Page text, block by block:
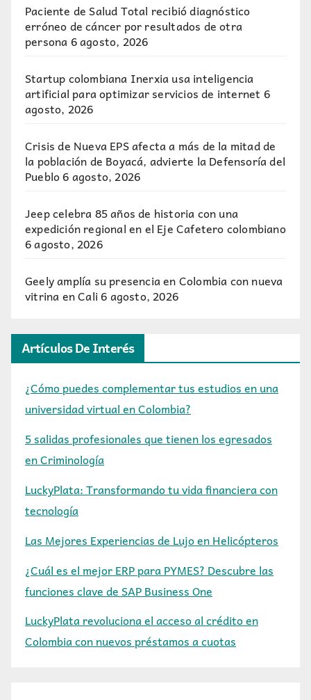
Paciente de Salud Total recibió diagnóstico
erróneo de cáncer por resultados de otra
persona6 agosto, 2026
Startup colombiana Inerxia usa inteligencia
artificial para optimizar servicios de internet 6
agosto, 2026
Crisis de Nueva EPS afecta a más de la mitad de
la población de Boyacá, advierte la Defensoría del
Pueblo6 agosto, 2026
Jeep celebra 85 años de historia con una
expedición regional en el Eje Cafetero colombiano
6 agosto, 2026
Geely amplía su presencia en Colombia con nueva
vitrina en Cali 6 agosto, 2026
Artículos De Interés
¿Cómo puedes complementar tus estudios en una
universidad virtual en Colombia?
5 salidas profesionales que tienen los egresados
en Criminología
LuckyPlata: Transformando tu vida financiera con
tecnología
Las Mejores Experiencias de Lujo en Helicópteros
¿Cuál es el mejor ERP para PYMES? Descubre las
funciones clave de SAP Business One
LuckyPlata revoluciona el acceso al crédito en
Colombia con nuevos préstamos a cuotas